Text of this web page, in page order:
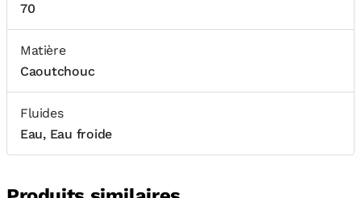
70
Matière
Caoutchouc
Fluides
Eau, Eau froide